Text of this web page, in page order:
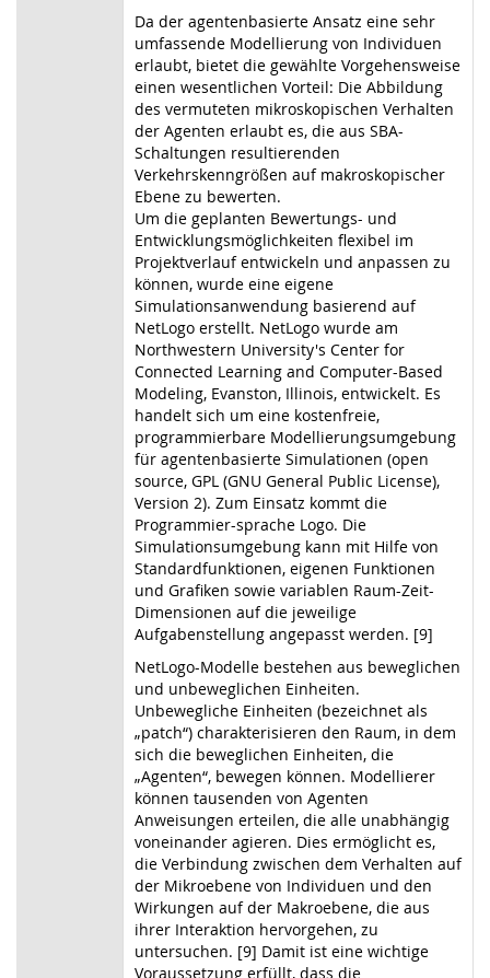
Da der agentenbasierte Ansatz eine sehr
umfassende Modellierung von Individuen
erlaubt, bietet die gewählte Vorgehensweise
einen wesentlichen Vorteil: Die Abbildung
des vermuteten mikroskopischen Verhalten
der Agenten erlaubt es, die aus SBA-
Schaltungen resultierenden
Verkehrskenngrößen auf makroskopischer
Ebene zu bewerten.
Um die geplanten Bewertungs- und
Entwicklungsmöglichkeiten flexibel im
Projektverlauf entwickeln und anpassen zu
können, wurde eine eigene
Simulationsanwendung basierend auf
NetLogo erstellt. NetLogo wurde am
Northwestern University's Center for
Connected Learning and Computer-Based
Modeling, Evanston, Illinois, entwickelt. Es
handelt sich um eine kostenfreie,
programmierbare Modellierungsumgebung
für agentenbasierte Simulationen (open
source, GPL (GNU General Public License),
Version 2). Zum Einsatz kommt die
Programmier-sprache Logo. Die
Simulationsumgebung kann mit Hilfe von
Standardfunktionen, eigenen Funktionen
und Grafiken sowie variablen Raum-Zeit-
Dimensionen auf die jeweilige
Aufgabenstellung angepasst werden. [9]
NetLogo-Modelle bestehen aus beweglichen
und unbeweglichen Einheiten.
Unbewegliche Einheiten (bezeichnet als
„patch“) charakterisieren den Raum, in dem
sich die beweglichen Einheiten, die
„Agenten“, bewegen können. Modellierer
können tausenden von Agenten
Anweisungen erteilen, die alle unabhängig
voneinander agieren. Dies ermöglicht es,
die Verbindung zwischen dem Verhalten auf
der Mikroebene von Individuen und den
Wirkungen auf der Makroebene, die aus
ihrer Interaktion hervorgehen, zu
untersuchen. [9] Damit ist eine wichtige
Voraussetzung erfüllt, dass die